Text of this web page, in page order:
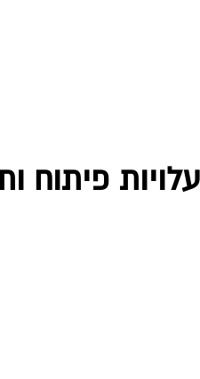
פיתוח